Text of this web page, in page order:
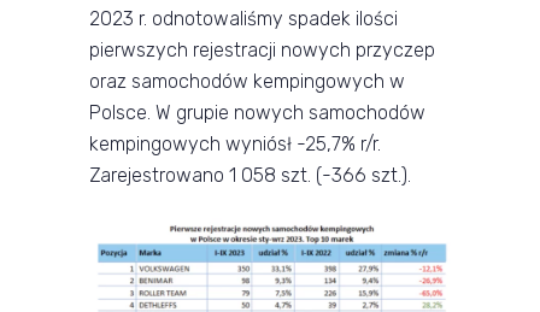
2023 r. odnotowaliśmy spadek ilości
pierwszych rejestracji nowych przyczep
oraz samochodów kempingowych w
Polsce. W grupie nowych samochodów
kempingowych wyniósł -25,7% r/r.
Zarejestrowano 1 058 szt. (-366 szt.).